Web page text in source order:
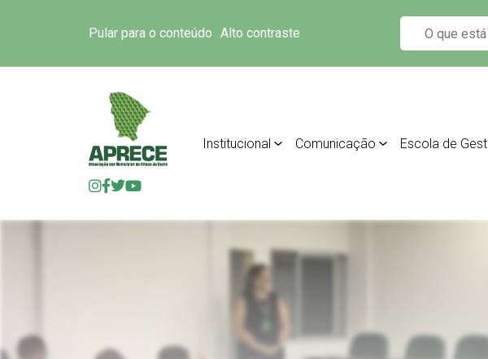
Pular para o conteúdo Alto contraste
Institucional Comunicação Escola de